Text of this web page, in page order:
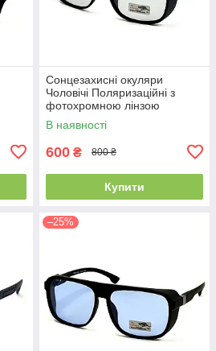
Сонцезахисні окуляри
Чоловічі Поляризаційні з
фотохромною лінзою
Polarized сірий (333)
В наявності
600 ₴ 800 ₴
Купити
–25%